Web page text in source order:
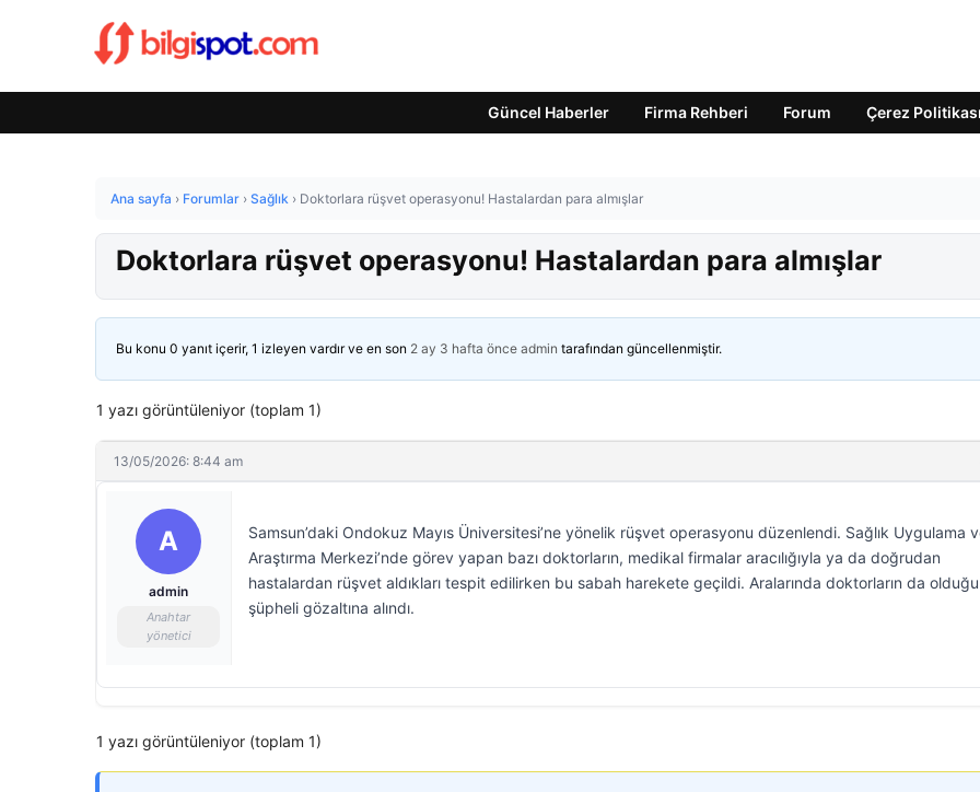
Güncel Haberler Firma Rehberi Forum Çerez Politikası
Ana sayfa › Forumlar › Sağlık › Doktorlara rüşvet operasyonu! Hastalardan para almışlar
Doktorlara rüşvet operasyonu! Hastalardan para almışlar
Bu konu 0 yanıt içerir, 1 izleyen vardır ve en son 2 ay 3 hafta önce admin tarafından güncellenmiştir.
1 yazı görüntüleniyor (toplam 1)
13/05/2026: 8:44 am
A
admin
Anahtar
yönetici
Samsun’daki Ondokuz Mayıs Üniversitesi’ne yönelik rüşvet operasyonu düzenlendi. Sağlık Uygulama
Araştırma Merkezi’nde görev yapan bazı doktorların, medikal firmalar aracılığıyla ya da doğrudan
hastalardan rüşvet aldıkları tespit edilirken bu sabah harekete geçildi. Aralarında doktorların da
şüpheli gözaltına alındı.
1 yazı görüntüleniyor (toplam 1)